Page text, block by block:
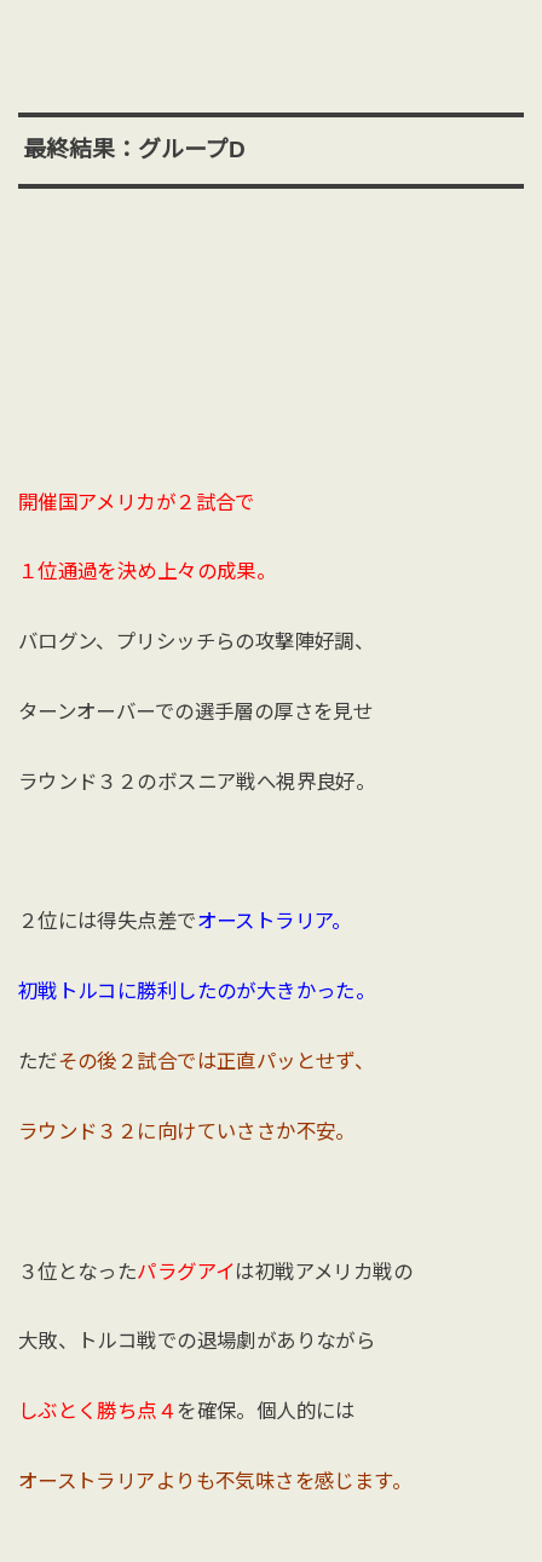
最終結果：グループD
開催国アメリカが２試合で
１位通過を決め上々の成果。
バログン、プリシッチらの攻撃陣好調、
ターンオーバーでの選手層の厚さを見せ
ラウンド３２のボスニア戦へ視界良好。
２位には得失点差でオーストラリア。
初戦トルコに勝利したのが大きかった。
ただその後２試合では正直パッとせず、
ラウンド３２に向けていささか不安。
３位となったパラグアイは初戦アメリカ戦の
大敗、トルコ戦での退場劇がありながら
しぶとく勝ち点４ を確保。個人的には
オーストラリアよりも不気味さを感じます。